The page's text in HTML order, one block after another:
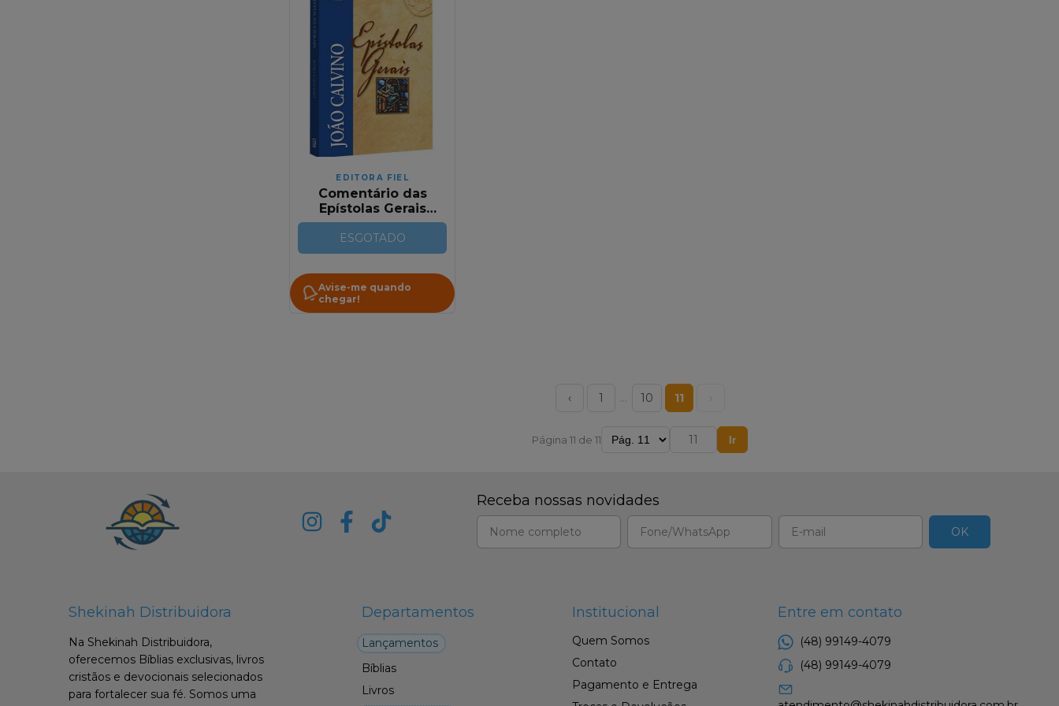
EDITORA FIEL
Comentário das
Epístolas Gerais
João Calvino
ESGOTADO
Avise-me quando
chegar!
‹ 1 … 10 11
Página 11 de 11 Ir
Receba nossas novidades
Shekinah Distribuidora
Na Shekinah Distribuidora,
oferecemos Bíblias exclusivas, livros
cristãos e devocionais selecionados
para fortalecer sua fé. Somos uma
Departamentos
Lançamentos
Bíblias
Livros
Institucional
Quem Somos
Contato
Pagamento e Entrega
Entre em contato
(48) 99149-4079
(48) 99149-4079